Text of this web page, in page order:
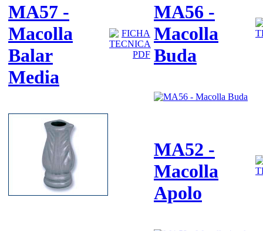
MA57 -
Macolla
Balar
Media
MA56 -
Macolla
Buda
MA52 -
Macolla
Apolo